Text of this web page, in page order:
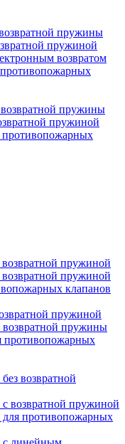
пружины
пружиной
возвратом
пружины
пружиной
противопожарных
пружиной
пружиной
клапанов
пружиной
пружины
противопожарных
возвратной
возвратной пружиной
противопожарных